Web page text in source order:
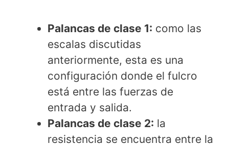
Palancas de clase 1: como las
escalas discutidas
anteriormente, esta es una
configuración donde el fulcro
está entre las fuerzas de
entrada y salida.
Palancas de clase 2: la
resistencia se encuentra entre la